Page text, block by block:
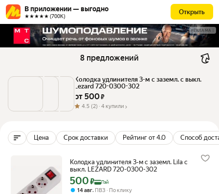
В приложении — выгодно
★★★★★ (700К)
Открыть
РЕКЛАМА
8 предложений
Колодка удлинителя 3-м с заземл. с выкл.
Lezard 720-0300-302
от 500 ₽
4.5 (2) · 4 купили
Цена Срок доставки Рейтинг от 4.0 Способ
Колодка удлинителя 3-м с заземл. Lila с
выкл. LEZARD 720-0300-302
Цена с картой Яндекс Пэй 500 ₽ вместо
500₽ Пэй
14 авг, ПВЗ
По клику